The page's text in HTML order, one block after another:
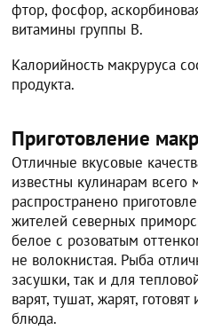
фтор, фосфор,
витамины группы В.
Калорийность макруруса
продукта.
Приготовление
Отличные вкусовые
известны кулинарам всего
распространено
жителей северных
белое с розоватым
не волокнистая. Рыба
засушки, так и для
варят, тушат, жарят,
блюда.